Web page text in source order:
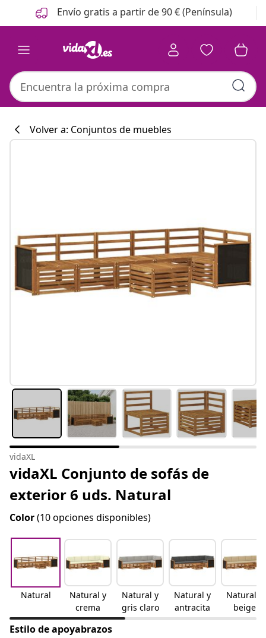
Anterior
Siguiente Envío gratis a partir de 90 € (Península)
Volver a: Conjuntos de muebles
vidaXL
vidaXL Conjunto de sofás de
exterior 6 uds. Natural
Color(10 opciones disponibles)
Natural
Natural y
crema
Natural y
gris claro
Natural y
antracita
Natural y
beige
Estilo de apoyabrazos